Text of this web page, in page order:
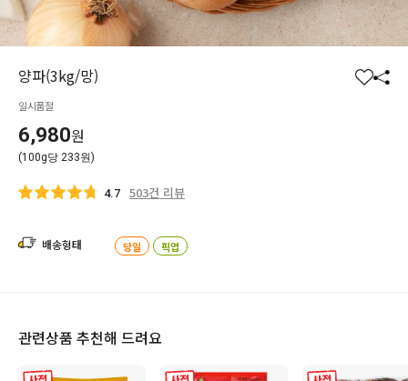
양파(3kg/망)
찜 공
일시품절
6,980원
(100g당 233원)
4.7 503건 리뷰
배송형태 당일 픽업
관련상품 추천해 드려요
사전 예약